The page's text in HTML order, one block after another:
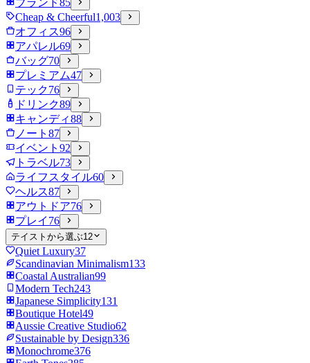
ブランド85
Cheap & Cheerful1,003
オフィス96
アパレル69
バッグ70
プレミアム47
テック76
ドリンク89
キャンディ88
ノート 87
イベント 92
トラベル73
ライフスタイル60
ヘルス87
アウトドア76
プレイ 76
テイストから選ぶ12
Quiet Luxury37
Scandinavian Minimalism133
Coastal Australian99
Modern Tech243
Japanese Simplicity131
Boutique Hotel49
Aussie Creative Studio62
Sustainable by Design336
Monochrome376